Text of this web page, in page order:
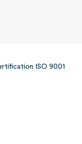
ISO 9001